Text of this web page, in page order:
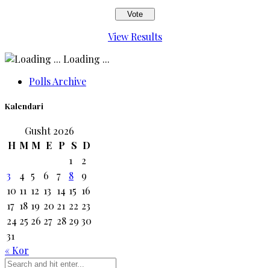
View Results
Loading ...
Polls Archive
Kalendari
Gusht 2026
H M M E P S D
1
2
3
4 5 6 7 8
9
10 11 12 13 14 15 16
17 18 19 20 21 22 23
24 25 26 27 28 29 30
31
« Kor